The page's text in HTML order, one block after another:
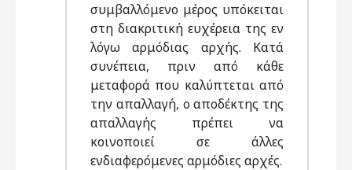
συμβαλλόμενο μέρος υπόκειται
στη διακριτική ευχέρεια της εν
λόγω αρμόδιας αρχής. Κατά
συνέπεια, πριν από κάθε
μεταφορά που καλύπτεται από
την απαλλαγή, ο αποδέκτης της
απαλλαγής πρέπει να
κοινοποιεί σε άλλες
ενδιαφερόμενες αρμόδιες αρχές.